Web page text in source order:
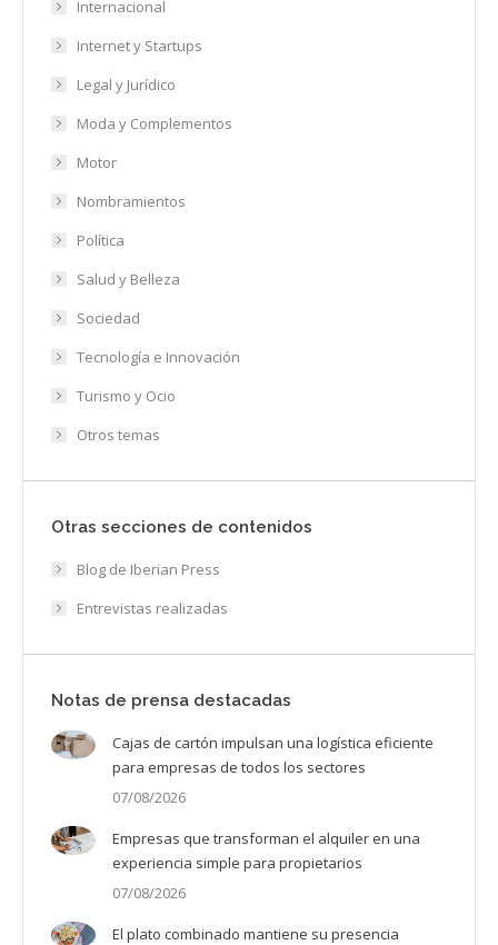
Internacional
Internet y Startups
Legal y Jurídico
Moda y Complementos
Motor
Nombramientos
Política
Salud y Belleza
Sociedad
Tecnología e Innovación
Turismo y Ocio
Otros temas
Otras secciones de contenidos
Blog de Iberian Press
Entrevistas realizadas
Notas de prensa destacadas
Cajas de cartón impulsan una logística eficiente
para empresas de todos los sectores
07/08/2026
Empresas que transforman el alquiler en una
experiencia simple para propietarios
07/08/2026
El plato combinado mantiene su presencia